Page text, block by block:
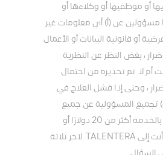
أو موظفيها أو وكلاءها أو
مسؤولين عن (أ) أي معلومات غير
أو قانونية البيانات أو الأعمال
، بغض النظر عن النظرية
أم لا. تم تحذيره من احتمال
، وحتى إذا فشل العلاج في
تجميع المسؤولية عن جميع
المطالبات المتعلقة بالخدمة أكثر من 20 دولارًا أو
المبالغ التي دفعتها أنت إلى TALENTERA. لآخر ثلاثة